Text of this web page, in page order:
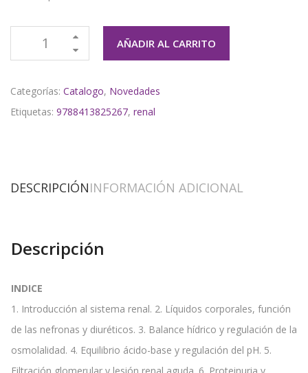
AÑADIR AL CARRITO
Categorías: Catalogo, Novedades
Etiquetas: 9788413825267, renal
DESCRIPCIÓNINFORMACIÓN ADICIONAL
Descripción
INDICE
1. Introducción al sistema renal. 2. Líquidos corporales, función
de las nefronas y diuréticos. 3. Balance hídrico y regulación de la
osmolalidad. 4. Equilibrio ácido-base y regulación del pH. 5.